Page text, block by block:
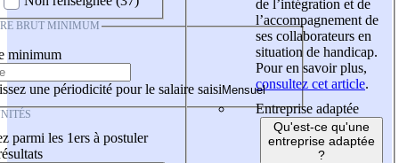
BRUT MINIMUM
minimum
une périodicité pour le salaire saisi
parmi les 1ers à postuler
de l’intégration et de
l’accompagnement de
ses collaborateurs en
situation de handicap.
Pour en savoir plus,
consultez cet article.
Entreprise adaptée
Qu'est-ce qu'une
entreprise adaptée
?